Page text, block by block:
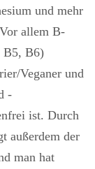
und mehr
allem B-
B5, B6)
Veganer und
-
ist. Durch
außerdem der
man hat